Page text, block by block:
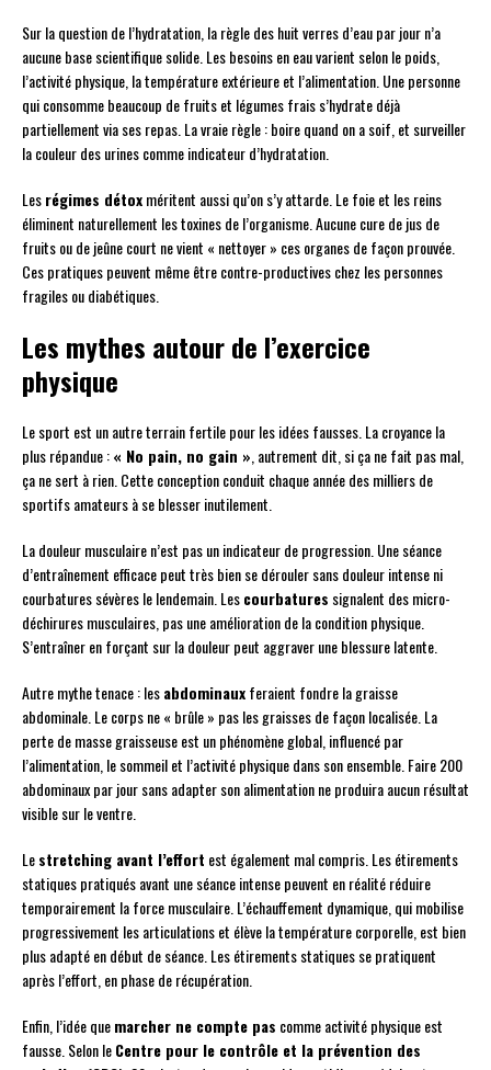
Sur la question de l’hydratation, la règle des huit verres d’eau par jour n’a
aucune base scientifique solide. Les besoins en eau varient selon le poids,
l’activité physique, la température extérieure et l’alimentation. Une personne
qui consomme beaucoup de fruits et légumes frais s’hydrate déjà
partiellement via ses repas. La vraie règle : boire quand on a soif, et surveiller
la couleur des urines comme indicateur d’hydratation.
Lesrégimes détoxméritent aussi qu’on s’y attarde. Le foie et les reins
éliminent naturellement les toxines de l’organisme. Aucune cure de jus de
fruits ou de jeûne court ne vient « nettoyer » ces organes de façon prouvée.
Ces pratiques peuvent même être contre-productives chez les personnes
fragiles ou diabétiques.
Les mythes autour de l’exercice
physique
Le sport est un autre terrain fertile pour les idées fausses. La croyance la
plus répandue :« No pain, no gain » , autrement dit, si ça ne fait pas mal,
ça ne sert à rien. Cette conception conduit chaque année des milliers de
sportifs amateurs à se blesser inutilement.
La douleur musculaire n’est pas un indicateur de progression. Une séance
d’entraînement efficace peut très bien se dérouler sans douleur intense ni
courbatures sévères le lendemain. Lescourbatures signalent des micro-
déchirures musculaires, pas une amélioration de la condition physique.
S’entraîner en forçant sur la douleur peut aggraver une blessure latente.
Autre mythe tenace : lesabdominauxferaient fondre la graisse
abdominale. Le corps ne « brûle » pas les graisses de façon localisée. La
perte de masse graisseuse est un phénomène global, influencé par
l’alimentation, le sommeil et l’activité physique dans son ensemble. Faire 200
abdominaux par jour sans adapter son alimentation ne produira aucun résultat
visible sur le ventre.
Lestretching avant l’effort est également mal compris. Les étirements
statiques pratiqués avant une séance intense peuvent en réalité réduire
temporairement la force musculaire. L’échauffement dynamique, qui mobilise
progressivement les articulations et élève la température corporelle, est bien
plus adapté en début de séance. Les étirements statiques se pratiquent
après l’effort, en phase de récupération.
Enfin, l’idée quemarcher ne compte pas comme activité physique est
fausse. Selon leCentre pour le contrôle et la prévention des